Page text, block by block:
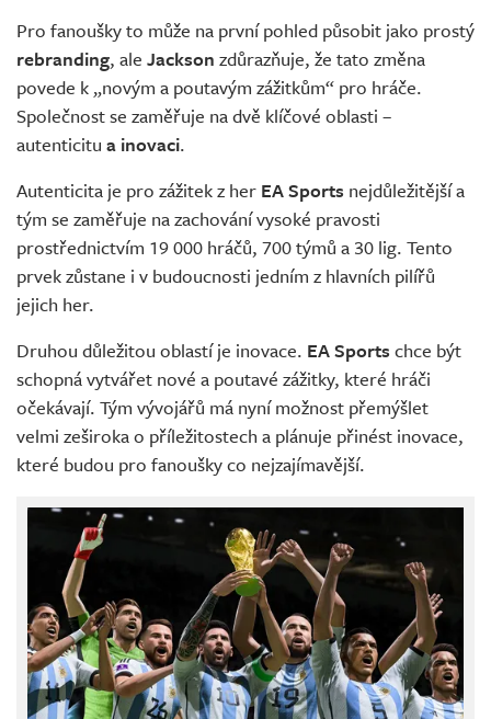
Pro fanoušky to může na první pohled působit jako prostý
rebranding, ale Jackson zdůrazňuje, že tato změna
povede k „novým a poutavým zážitkům“ pro hráče.
Společnost se zaměřuje na dvě klíčové oblasti –
autenticitu a inovaci.
Autenticita je pro zážitek z her EA Sports nejdůležitější a
tým se zaměřuje na zachování vysoké pravosti
prostřednictvím 19 000 hráčů, 700 týmů a 30 lig. Tento
prvek zůstane i v budoucnosti jedním z hlavních pilířů
jejich her.
Druhou důležitou oblastí je inovace. EA Sports chce být
schopná vytvářet nové a poutavé zážitky, které hráči
očekávají. Tým vývojářů má nyní možnost přemýšlet
velmi zeširoka o příležitostech a plánuje přinést inovace,
které budou pro fanoušky co nejzajímavější.